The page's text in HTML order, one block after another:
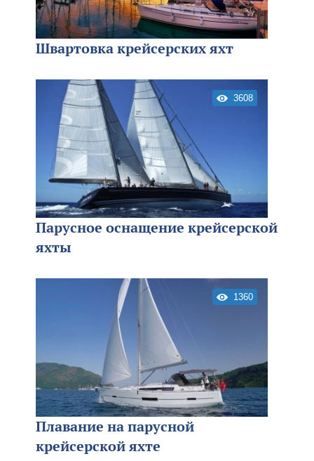
Швартовка крейсерских яхт
3608
Парусное оснащение крейсерской
яхты
1360
Плавание на парусной
крейсерской яхте